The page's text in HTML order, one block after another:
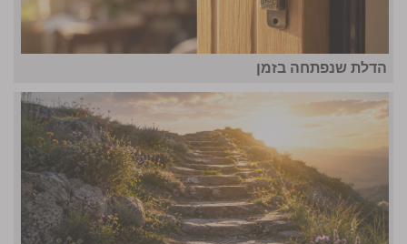
הדלת שנפתחה בזמן